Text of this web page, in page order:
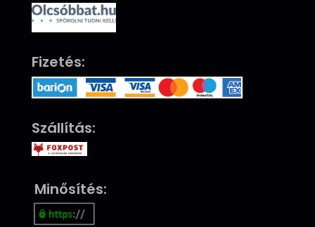
Fizetés:
Szállítás:
Minősítés: